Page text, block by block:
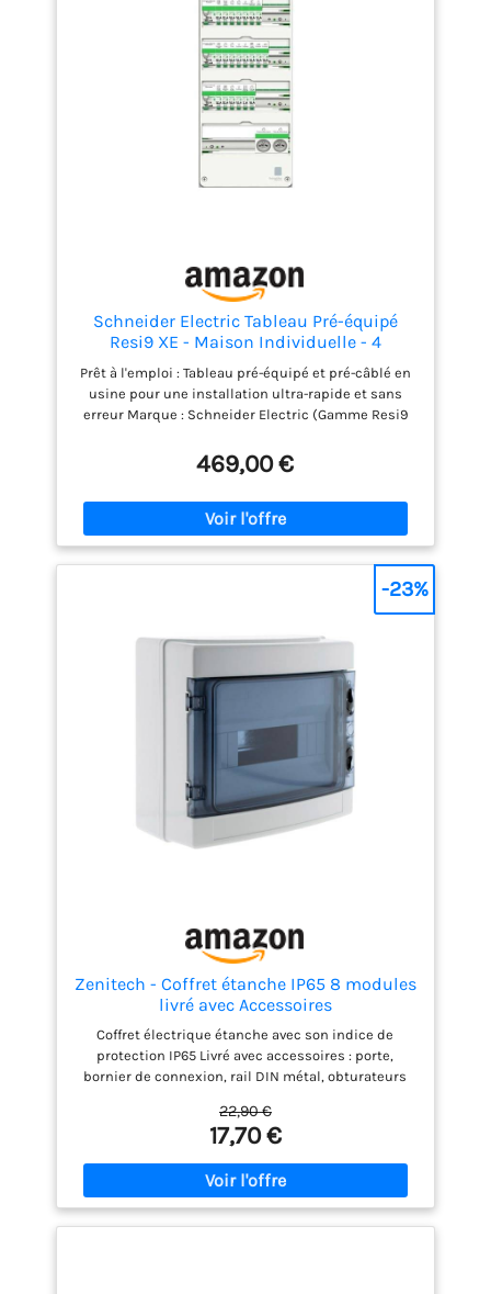
Schneider Electric Tableau Pré-équipé
Resi9 XE - Maison Individuelle - 4
Rangées - 13 Modules - 52 Modules - IP30
- NF C 15-100 - R9HPNFC15145M
Prêt à l'emploi : Tableau pré-équipé et pré-câblé en
usine pour une installation ultra-rapide et sans
erreur Marque : Schneider Electric (Gamme Resi9
protection : IP30 Norme : NF C 15-100 Sécurité
certifiée : Protection complète contre les chocs
électriques, surcharges et courts-circuits conforme
à la norme NF C 15-100 Capacité évolutive : Grande
capacité de 52 modules répartis sur 4 rangées
permettant d'ajouter facilement de nouveaux
circuits électriques Contenu complet : Livré avec 3
1x2A)
469,00 €
Zenitech - Coffret étanche IP65 8 modules
livré avec Accessoires
Coffret électrique étanche avec son indice de
protection IP65 Livré avec accessoires : porte,
bornier de connexion, rail DIN métal, obturateurs
piscine ou un atelier Assure une sécurité et une
fiabilité conformes aux exigences européennes
Compact et ergonomique pour une installation
facile
22,90 €
17,70 €
-23%